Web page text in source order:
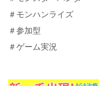
＃モンハンライズ
＃参加型
＃ゲーム実況